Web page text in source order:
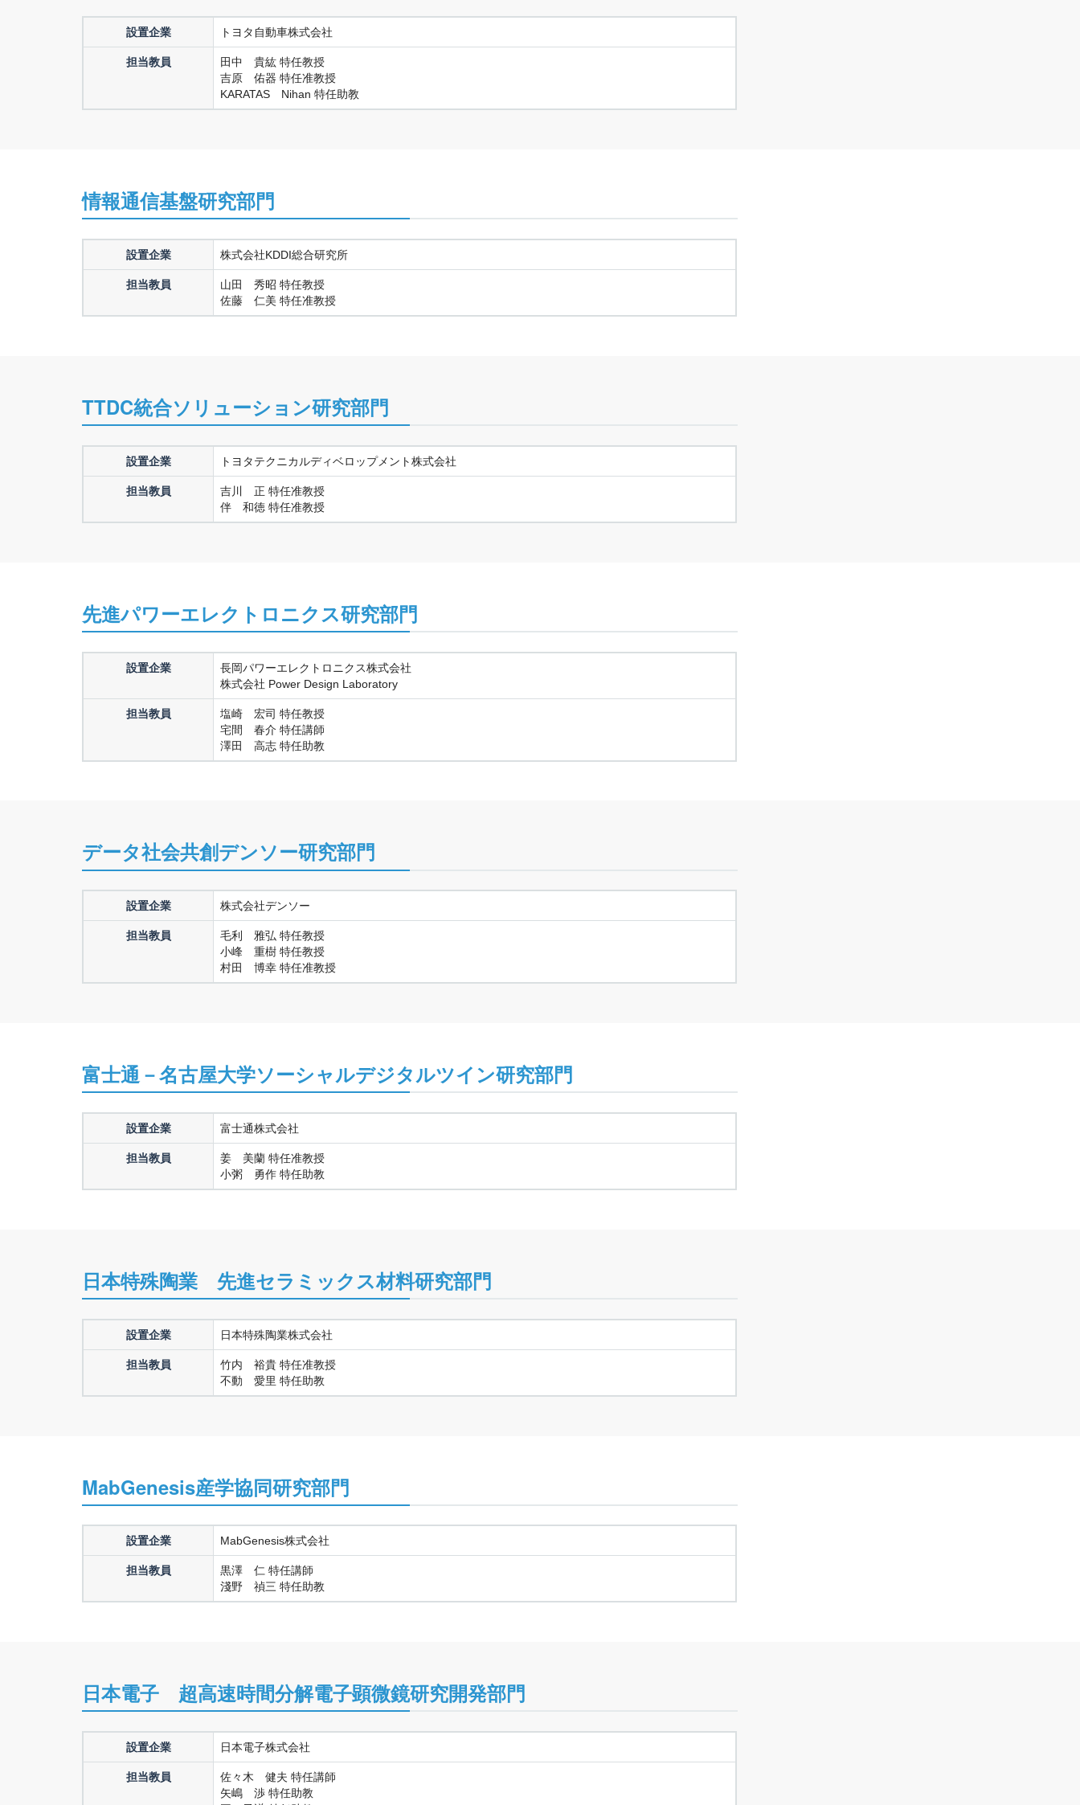
設置企業 トヨタ自動車株式会社
担当教員
田中 貴紘 特任教授
吉原 佑器 特任准教授
KARATAS Nihan 特任助教
情報通信基盤研究部門
設置企業 株式会社KDDI総合研究所
担当教員
山田 秀昭 特任教授
佐藤 仁美 特任准教授
TTDC統合ソリューション研究部門
設置企業 トヨタテクニカルディベロップメント株式会社
担当教員
吉川 正 特任准教授
伴 和徳 特任准教授
先進パワーエレクトロニクス研究部門
設置企業
長岡パワーエレクトロニクス株式会社
株式会社 Power Design Laboratory
担当教員
塩崎 宏司 特任教授
宅間 春介 特任講師
澤田 高志 特任助教
データ社会共創デンソー研究部門
設置企業 株式会社デンソー
担当教員
毛利 雅弘 特任教授
小峰 重樹 特任教授
村田 博幸 特任准教授
富士通－名古屋大学ソーシャルデジタルツイン研究部門
設置企業 富士通株式会社
担当教員
姜 美蘭 特任准教授
小粥 勇作 特任助教
日本特殊陶業 先進セラミックス材料研究部門
設置企業 日本特殊陶業株式会社
担当教員
竹内 裕貴 特任准教授
不動 愛里 特任助教
MabGenesis産学協同研究部門
設置企業 MabGenesis株式会社
担当教員
黒澤 仁 特任講師
淺野 禎三 特任助教
日本電子 超高速時間分解電子顕微鏡研究開発部門
設置企業 日本電子株式会社
担当教員
佐々木 健夫 特任講師
矢嶋 渉 特任助教